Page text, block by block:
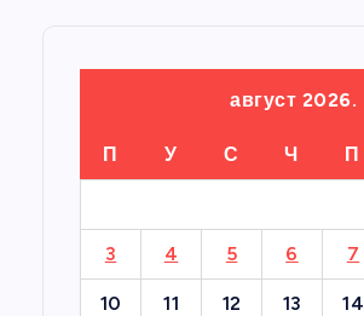
август 2026.
П У С Ч П
3 4 5 6 7
10 11 12 13 14